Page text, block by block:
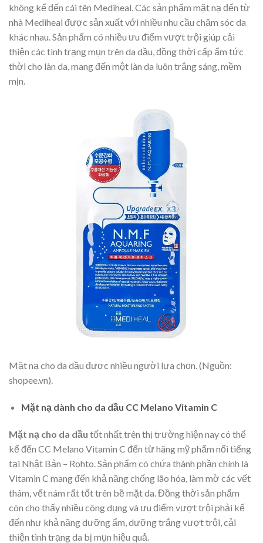
không kể đến cái tên Mediheal. Các sản phẩm mặt nạ đến từ
nhà Mediheal được sản xuất với nhiều nhu cầu chăm sóc da
khác nhau. Sản phẩm có nhiều ưu điểm vượt trội giúp cải
thiện các tình trạng mụn trên da dầu, đồng thời cấp ẩm tức
thời cho làn da, mang đến một làn da luôn trắng sáng, mềm
mịn.
Mặt nạ cho da dầu được nhiều người lựa chọn. (Nguồn:
shopee.vn).
Mặt nạ dành cho da dầu CC Melano Vitamin C
Mặt nạ cho da dầu tốt nhất trên thị trường hiện nay có thể
kể đến CC Melano Vitamin C đến từ hãng mỹ phẩm nổi tiếng
tại Nhật Bản – Rohto. Sản phẩm có chứa thành phần chính là
Vitamin C mang đến khả năng chống lão hóa, làm mờ các vết
thâm, vết nám rất tốt trên bề mặt da. Đồng thời sản phẩm
còn cho thấy nhiều công dụng và ưu điểm vượt trội phải kể
đến như khả năng dưỡng ẩm, dưỡng trắng vượt trội, cải
thiện tình trạng da bị mụn hiệu quả.